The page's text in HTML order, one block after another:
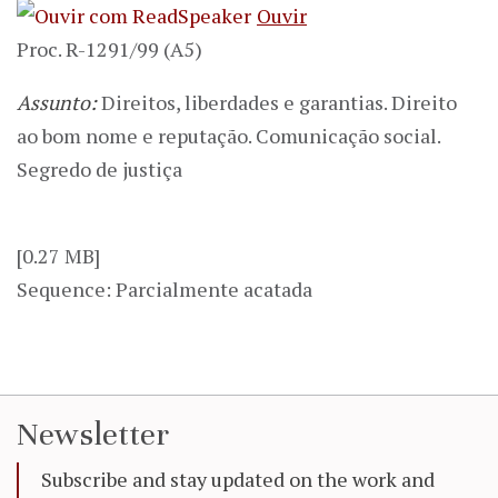
Ouvir
Proc. R-1291/99 (A5)
Assunto:Direitos, liberdades e garantias. Direito
ao bom nome e reputação. Comunicação social.
Segredo de justiça
[0.27 MB]
Sequence: Parcialmente acatada
Newsletter
Subscribe and stay updated on the work and